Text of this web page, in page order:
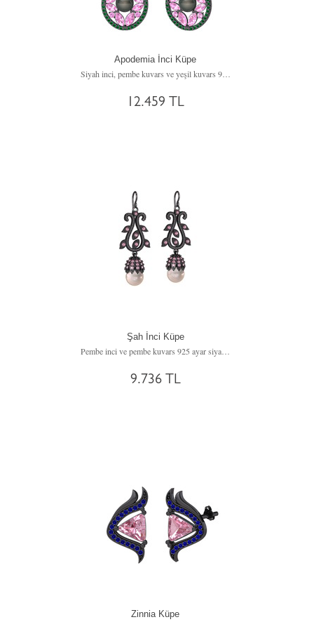
Apodemia İnci Küpe
Siyah inci, pembe kuvars ve yeşil kuvars 925 ayar siyah rodyum kaplama gümüş küpe
12.459 TL
Şah İnci Küpe
Pembe inci ve pembe kuvars 925 ayar siyah rodyum kaplama gümüş küpe
9.736 TL
Zinnia Küpe